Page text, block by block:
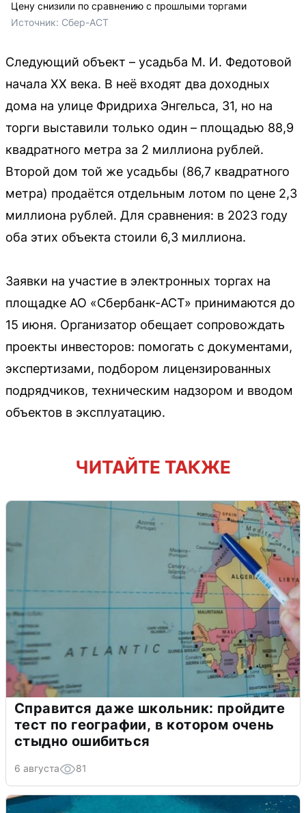
Цену снизили по сравнению с прошлыми торгами
Источник: Сбер-АСТ
Следующий объект – усадьба М. И. Федотовой
начала ХХ века. В неё входят два доходных
дома на улице Фридриха Энгельса, 31, но на
торги выставили только один – площадью 88,9
квадратного метра за 2 миллиона рублей.
Второй дом той же усадьбы (86,7 квадратного
метра) продаётся отдельным лотом по цене 2,3
миллиона рублей. Для сравнения: в 2023 году
оба этих объекта стоили 6,3 миллиона.
Заявки на участие в электронных торгах на
площадке АО «Сбербанк-АСТ» принимаются до
15 июня. Организатор обещает сопровождать
проекты инвесторов: помогать с документами,
экспертизами, подбором лицензированных
подрядчиков, техническим надзором и вводом
объектов в эксплуатацию.
ЧИТАЙТЕ ТАКЖЕ
Справится даже школьник: пройдите
тест по географии, в котором очень
стыдно ошибиться
6 августа 81